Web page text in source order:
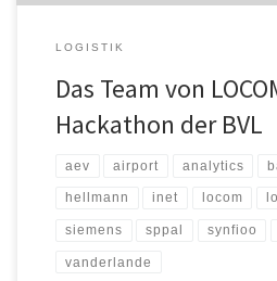
LOGISTIK
Das Team von
Hackathon der BVL
aev airport analytics
hellmann inet locom
siemens sppal synfioo
vanderlande